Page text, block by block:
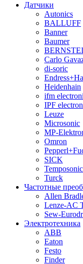
Датчики
Autonics
BALLUFF
Banner
Baumer
Carlo
di-soric
Heidenhain
ifm
IPF
Leuze
Microsonic
MP-
Omron
SICK
Turck
Частотные
Allen
Lenze-AC
Sew-
Электротехника
ABB
Eaton
Festo
Finder